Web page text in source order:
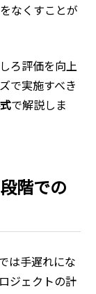
をなくすことが
ろ評価を向上
で実施すべき
で解説しま
階での
は手遅れにな
ジェクトの計